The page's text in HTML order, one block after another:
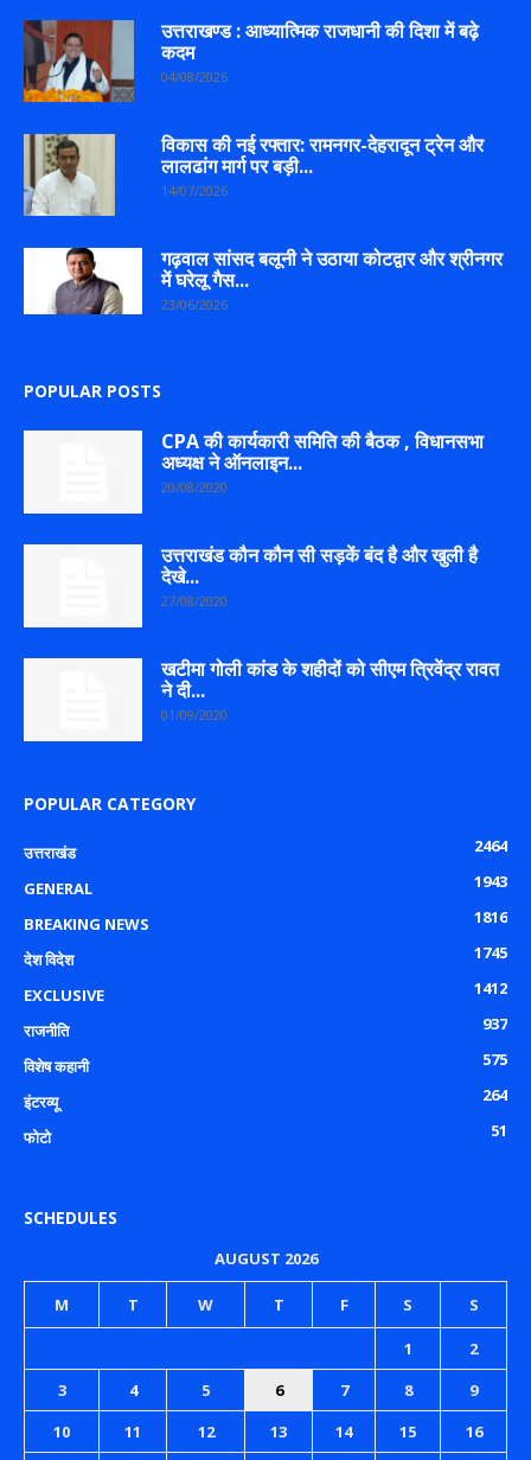
उत्तराखण्ड : आध्यात्मिक राजधानी की दिशा में बढ़े
कदम
04/08/2026
विकास की नई रफ्तार: रामनगर-देहरादून ट्रेन और
लालढांग मार्ग पर बड़ी...
14/07/2026
गढ़वाल सांसद बलूनी ने उठाया कोटद्वार और श्रीनगर
में घरेलू गैस...
23/06/2026
POPULAR POSTS
CPA की कार्यकारी समिति की बैठक , विधानसभा
अध्यक्ष ने ऑनलाइन...
20/08/2020
उत्तराखंड कौन कौन सी सड़कें बंद है और खुली है
देखे...
27/08/2020
खटीमा गोली कांड के शहीदों को सीएम त्रिवेंद्र रावत
ने दी...
01/09/2020
POPULAR CATEGORY
उत्तराखंड
2464
GENERAL
1943
BREAKING NEWS
1816
देश विदेश
1745
EXCLUSIVE
1412
राजनीति
937
विशेष कहानी
575
इंटरव्यू
264
फोटो
51
SCHEDULES
AUGUST 2026
M T W T F S S
1
2
3
4 5 6 7 8
9
10
11 12 13 14 15
16